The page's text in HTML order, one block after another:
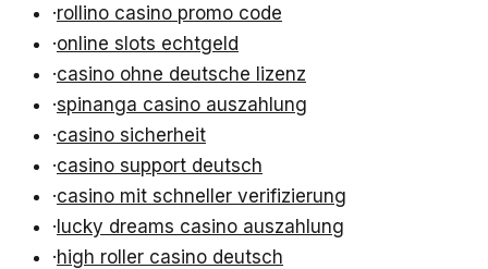
·rollino casino promo code
·online slots echtgeld
·casino ohne deutsche lizenz
·spinanga casino auszahlung
·casino sicherheit
·casino support deutsch
·casino mit schneller verifizierung
·lucky dreams casino auszahlung
·high roller casino deutsch